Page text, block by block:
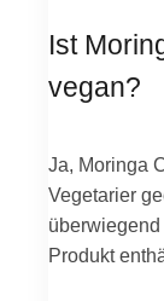
Ist
vegan?
Ja, Moringa
Vegetarier
Produkt